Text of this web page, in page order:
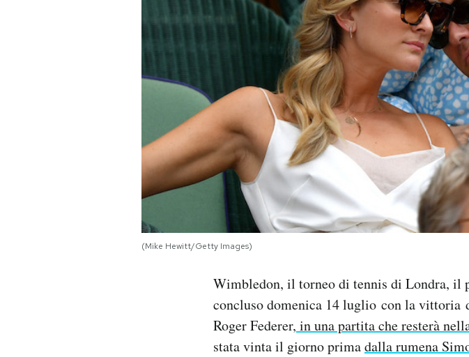
(Mike Hewitt/Getty Images)
Wimbledon, il torneo di tennis di Londra, il
concluso domenica 14 luglio con la vittoria
Roger Federer, in una partita che resterà
stata vinta il giorno primadalla rumena